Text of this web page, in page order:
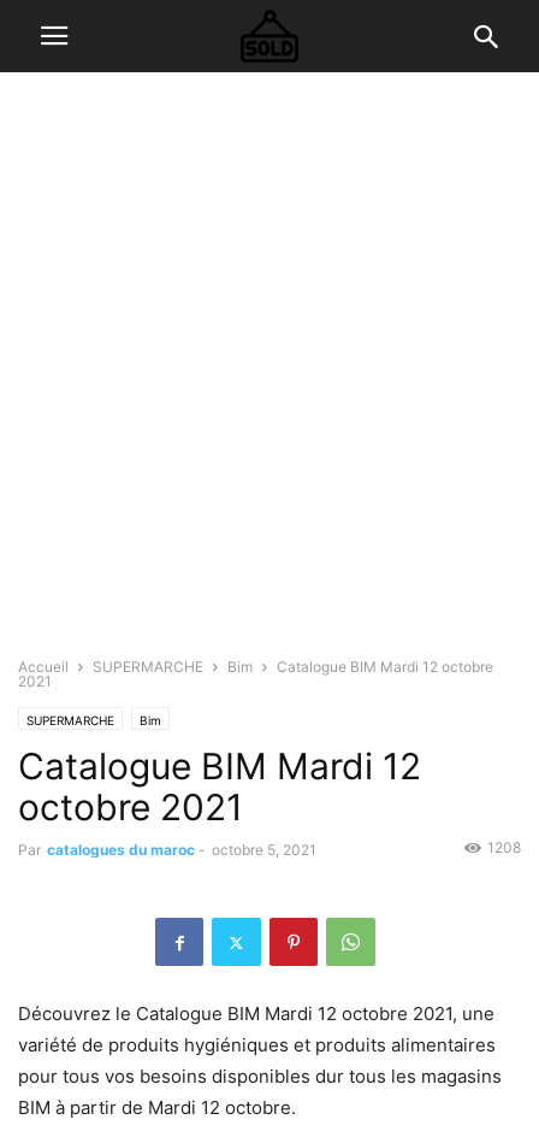
Accueil SUPERMARCHE Bim
Catalogue BIM Mardi 12 octobre
2021
SUPERMARCHE Bim
Catalogue BIM Mardi 12
octobre 2021
Par catalogues du maroc - octobre 5, 2021 1208
Découvrez le Catalogue BIM Mardi 12 octobre 2021, une
variété de produits hygiéniques et produits alimentaires
pour tous vos besoins disponibles dur tous les magasins
BIM à partir de Mardi 12 octobre.